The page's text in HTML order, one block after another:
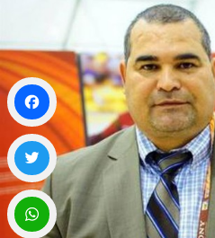
Facebook
Twitter